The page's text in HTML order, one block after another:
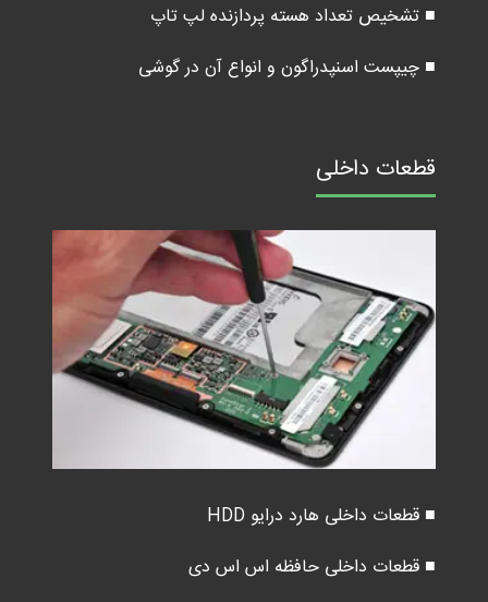
■ تشخیص تعداد هسته پردازنده لپ تاپ
■ چیپست اسنپدراگون و انواع آن در گوشی
قطعات داخلی
■ قطعات داخلی هارد درایو HDD
■ قطعات داخلی حافظه اس اس دی